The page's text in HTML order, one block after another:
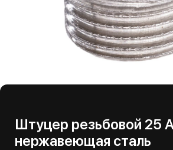
Штуцер резьбовой 25
нержавеющая сталь